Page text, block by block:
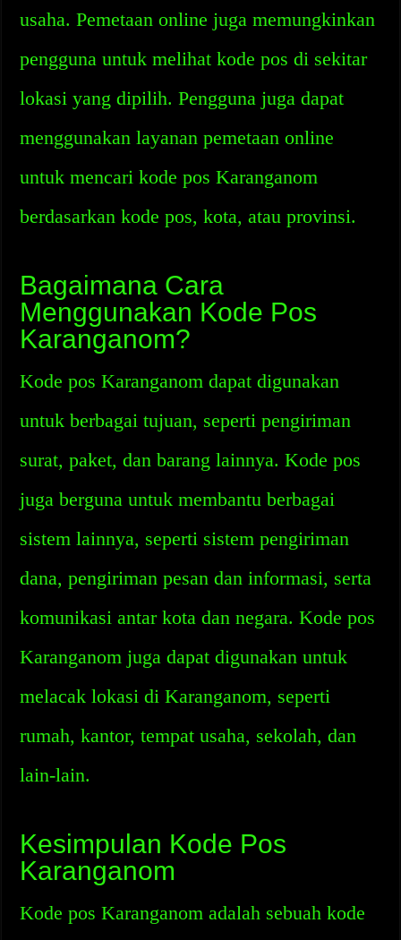
usaha. Pemetaan online juga memungkinkan
pengguna untuk melihat kode pos di sekitar
lokasi yang dipilih. Pengguna juga dapat
menggunakan layanan pemetaan online
untuk mencari kode pos Karanganom
berdasarkan kode pos, kota, atau provinsi.
Bagaimana Cara
Menggunakan Kode Pos
Karanganom?
Kode pos Karanganom dapat digunakan
untuk berbagai tujuan, seperti pengiriman
surat, paket, dan barang lainnya. Kode pos
juga berguna untuk membantu berbagai
sistem lainnya, seperti sistem pengiriman
dana, pengiriman pesan dan informasi, serta
komunikasi antar kota dan negara. Kode pos
Karanganom juga dapat digunakan untuk
melacak lokasi di Karanganom, seperti
rumah, kantor, tempat usaha, sekolah, dan
lain-lain.
Kesimpulan Kode Pos
Karanganom
Kode pos Karanganom adalah sebuah kode